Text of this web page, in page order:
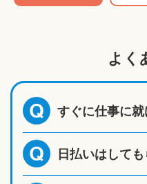
よく
Q すぐに仕事に
Q 日払いはして